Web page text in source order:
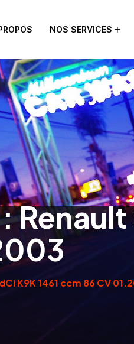
NOS SERVICES
:Renault
K9K 1461 ccm 86 CV